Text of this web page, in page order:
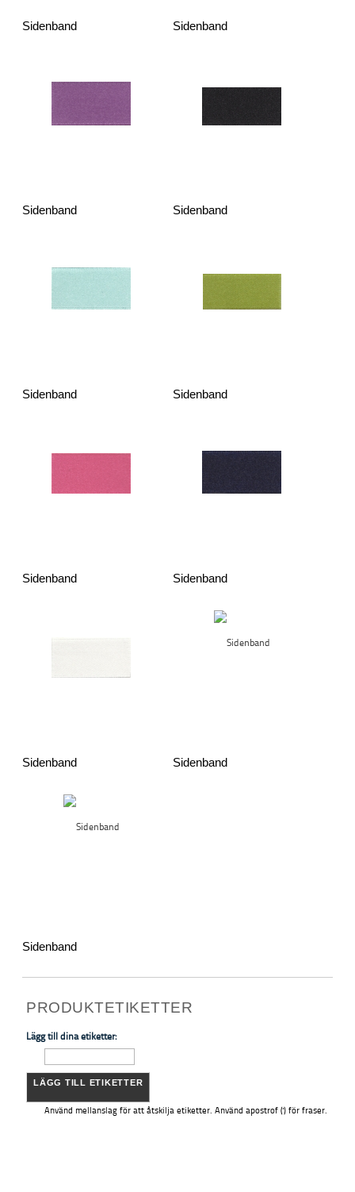
Sidenband Sidenband
Sidenband Sidenband
Sidenband Sidenband
Sidenband Sidenband
Sidenband Sidenband
Sidenband
PRODUKTETIKETTER
Lägg till dina etiketter:
LÄGG TILL ETIKETTER
Använd mellanslag för att åtskilja etiketter. Använd apostrof (') för fraser.